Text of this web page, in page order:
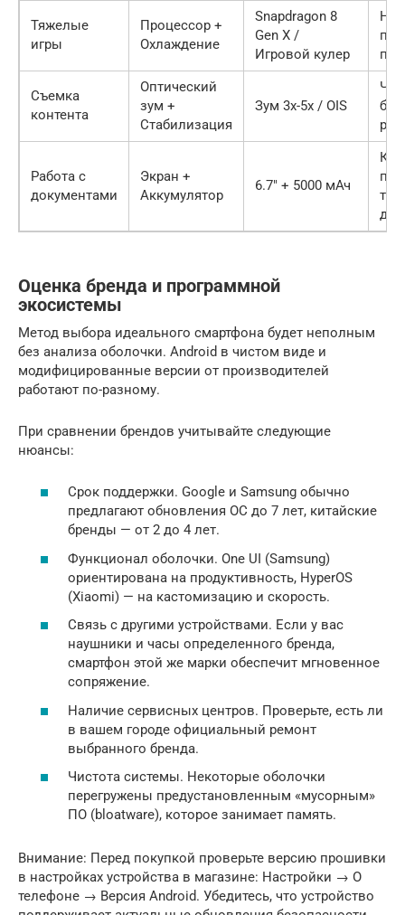
Тяжелые
игры
Процессор +
Охлаждение
Snapdragon 8
Gen X /
Игровой кулер
Нет
Съемка
контента
Оптический
зум +
Стабилизация
Зум 3x-5x / OIS
без
Работа с
документами
Экран +
Аккумулятор
6.7″ + 5000 мАч
Оценка бренда и программной
экосистемы
Метод выбора идеального смартфона будет неполным
без анализа оболочки. Android в чистом виде и
модифицированные версии от производителей
работают по-разному.
При сравнении брендов учитывайте следующие
нюансы:
Срок поддержки. Google и Samsung обычно
предлагают обновления ОС до 7 лет, китайские
бренды — от 2 до 4 лет.
Функционал оболочки. One UI (Samsung)
ориентирована на продуктивность, HyperOS
(Xiaomi) — на кастомизацию и скорость.
Связь с другими устройствами. Если у вас
наушники и часы определенного бренда,
смартфон этой же марки обеспечит мгновенное
сопряжение.
Наличие сервисных центров. Проверьте, есть ли
в вашем городе официальный ремонт
выбранного бренда.
Чистота системы. Некоторые оболочки
перегружены предустановленным «мусорным»
ПО (bloatware), которое занимает память.
Внимание: Перед покупкой проверьте версию прошивки
в настройках устройства в магазине: Настройки → О
телефоне → Версия Android. Убедитесь, что устройство